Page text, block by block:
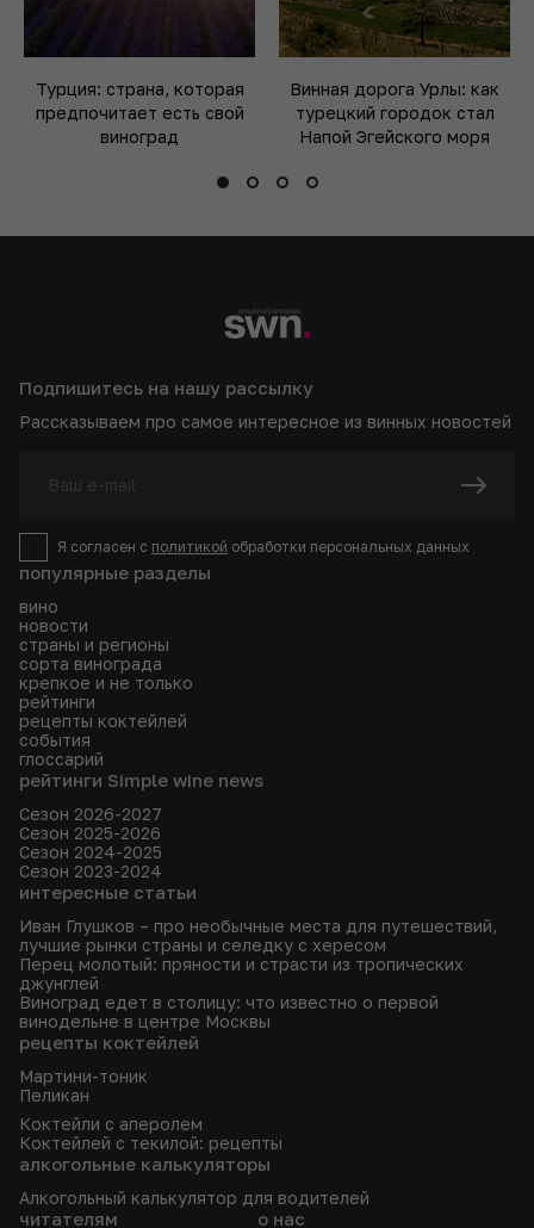
Турция: страна, которая
предпочитает есть свой
виноград
Винная дорога Урлы: как
турецкий городок стал
Напой Эгейского моря
популярные разделы
вино
новости
страны и регионы
сорта винограда
крепкое и не только
рейтинги
рецепты коктейлей
события
глоссарий
рейтинги Simple wine news
Сезон 2026-2027
Сезон 2025-2026
Сезон 2024-2025
Сезон 2023-2024
интересные статьи
Иван Глушков – про необычные места для путешествий,
лучшие рынки страны и селедку с хересом
Перец молотый: пряности и страсти из тропических
джунглей
Виноград едет в столицу: что известно о первой
винодельне в центре Москвы
рецепты коктейлей
Мартини-тоник
Пеликан
Коктейли с аперолем
Коктейлей с текилой: рецепты
алкогольные калькуляторы
Алкогольный калькулятор для водителей
читателям о нас
Подпишитесь на нашу рассылку
Рассказываем про самое интересное из винных новостей
Я согласен с политикой обработки персональных данных